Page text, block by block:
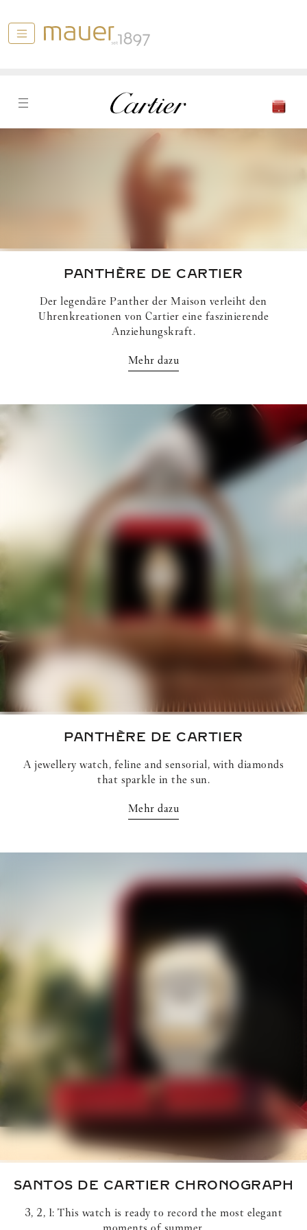
PANTHÈRE DE CARTIER
Der legendäre Panther der Maison verleiht den
Uhrenkreationen von Cartier eine faszinierende
Anziehungskraft.
Mehr dazu
PANTHÈRE DE CARTIER
A jewellery watch, feline and sensorial, with diamonds
that sparkle in the sun.
Mehr dazu
SANTOS DE CARTIER CHRONOGRAPH
3, 2, 1: This watch is ready to record the most elegant